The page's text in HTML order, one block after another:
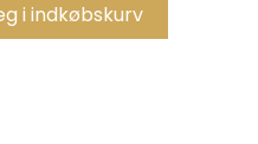
i indkøbskurv